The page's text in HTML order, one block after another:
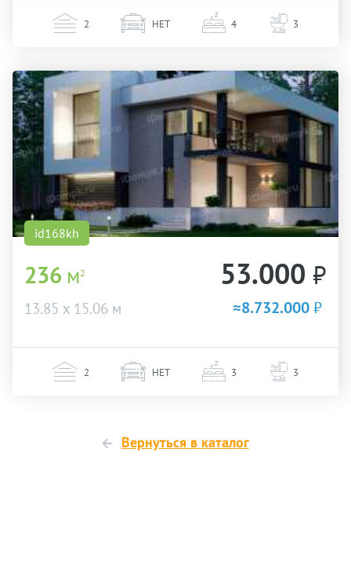
2 НЕТ 4 3
id168kh
236 м2
13.85 х 15.06 м
53.000 ₽
≈8.732.000₽
2 НЕТ 3 3
Вернуться в каталог